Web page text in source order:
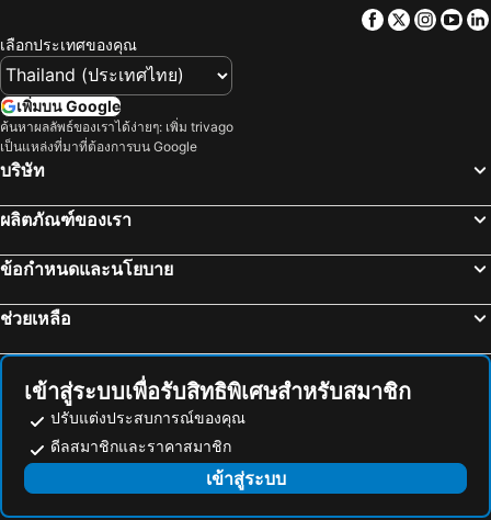
Facebook
Twitter
เลือกประเทศของคุณ
เพิ่มบน Google
ค้นหาผลลัพธ์ของเราได้ง่ายๆ: เพิ่ม trivago
เป็นแหล่งที่มาที่ต้องการบน Google
บริษัท
ผลิตภัณฑ์ของเรา
ข้อกำหนดและนโยบาย
ช่วยเหลือ
เข้าสู่ระบบเพื่อรับสิทธิพิเศษสำหรับสมาชิก
ปรับแต่งประสบการณ์ของคุณ
ดีลสมาชิกและราคาสมาชิก
เข้าสู่ระบบ